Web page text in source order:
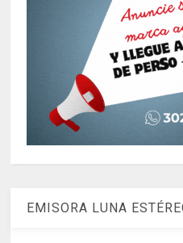
EMISORA LUNA